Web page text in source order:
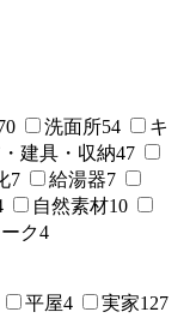
洗面所54
キ
建具・収納47
7 給湯器7
自然素材10
ク4
平屋4 実家127